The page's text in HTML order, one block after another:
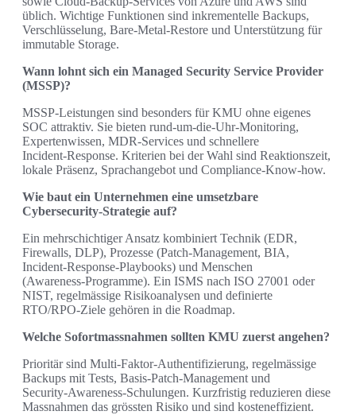
üblich. Wichtige Funktionen sind inkrementelle Backups,
Verschlüsselung, Bare‑Metal‑Restore und Unterstützung für
immutable Storage.
Wann lohnt sich ein Managed Security Service Provider
(MSSP)?
MSSP‑Leistungen sind besonders für KMU ohne eigenes
SOC attraktiv. Sie bieten rund‑um‑die‑Uhr‑Monitoring,
Expertenwissen, MDR‑Services und schnellere
Incident‑Response. Kriterien bei der Wahl sind Reaktionszeit,
lokale Präsenz, Sprachangebot und Compliance‑Know‑how.
Wie baut ein Unternehmen eine umsetzbare
Cybersecurity‑Strategie auf?
Ein mehrschichtiger Ansatz kombiniert Technik (EDR,
Firewalls, DLP), Prozesse (Patch‑Management, BIA,
Incident‑Response‑Playbooks) und Menschen
(Awareness‑Programme). Ein ISMS nach ISO 27001 oder
NIST, regelmässige Risikoanalysen und definierte
RTO/RPO‑Ziele gehören in die Roadmap.
Welche Sofortmassnahmen sollten KMU zuerst angehen?
Prioritär sind Multi‑Faktor‑Authentifizierung, regelmässige
Backups mit Tests, Basis‑Patch‑Management und
Security‑Awareness‑Schulungen. Kurzfristig reduzieren diese
Massnahmen das grössten Risiko und sind kosteneffizient.